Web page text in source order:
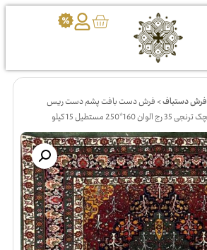
فرش دستباف>فرش دست بافت پشم دست ریس